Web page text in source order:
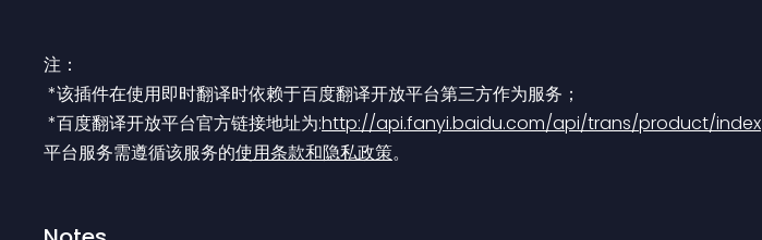
注：
*该插件在使用即时翻译时依赖于百度翻译开放平台第三方作为服务；
*百度翻译开放平台官方链接地址为:http://api.fanyi.baidu.com/api/trans/product/index
平台服务需遵循该服务的使用条款和隐私政策。